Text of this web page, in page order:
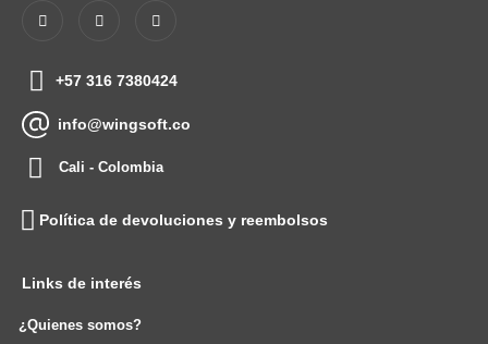
+57 316 7380424
info@wingsoft.co
Cali - Colombia
Política de devoluciones y reembolsos
Links de interés
¿Quienes somos?